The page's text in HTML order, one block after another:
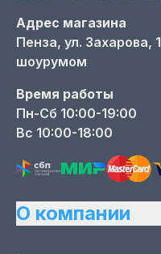
Адрес магазина
Пенза, ул. Захарова,
шоурумом
Время работы
Пн-Сб 10:00-19:00
Вс 10:00-18:00
О компании